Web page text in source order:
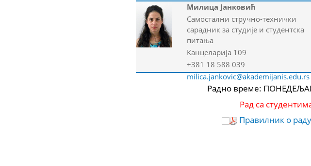
Милица Јанковић
Самостални стручно-технички
сарадник за студије и студентска
питања
Канцеларија 109
+381 18 588 039
milica.jankovic@akademijanis.edu.rs
Радно време:
Рад са
Правилник о